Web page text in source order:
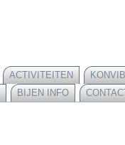
ACTIVITEITEN
KONVIB
BIJEN INFO